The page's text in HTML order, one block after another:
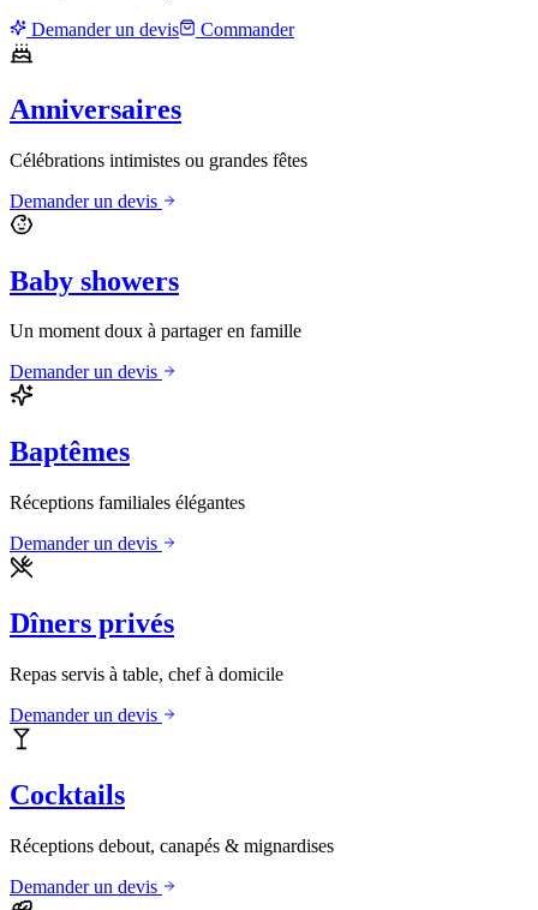
Demander un devis
Commander
Anniversaires
Célébrations intimistes ou grandes fêtes
Demander un devis
Baby showers
Un moment doux à partager en famille
Demander un devis
Baptêmes
Réceptions familiales élégantes
Demander un devis
Dîners privés
Repas servis à table, chef à domicile
Demander un devis
Cocktails
Réceptions debout, canapés & mignardises
Demander un devis